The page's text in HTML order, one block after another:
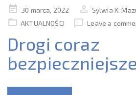
Posted
on
30 marca, 2022
Sylwia K.
AKTUALNOŚCI
Leave a
Drogi coraz
bezpieczniejsze